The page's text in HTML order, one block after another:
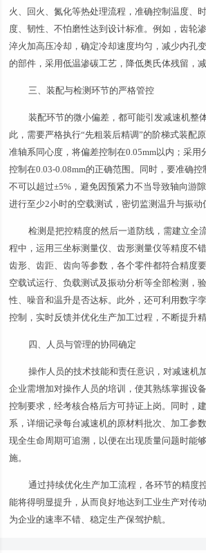
火、回火、氮化等热处理流程，准确控制温度、
度、韧性、不怕磨性达到设计标准。例如，齿轮
淬火加高压冷却，确定冷却速度均匀，减少内孔
的部件，采用低温渗碳工艺，降低奥氏体残留，减
三、装配与检测环节的严格管控
装配环节的微小偏差，都可能引发减速机整
此，需要严格执行“先粗装后精调”的阶梯式装配
准轴系同心度，将偏差控制在0.05mm以内；采用
控制在0.03-0.08mm的正确范围。同时，要准确
不可以超过±5%，避免因预紧力不当导致轴向游
进行至少2小时的空载测试，密切监测温升与振动
检测是把控精度的然后一道防线，需建立全
程中，运用三坐标测量仪、齿形测量仪等精度不
齿形、齿距、齿向等参数，各个零件都符合精度
空载试运行、负载测试及振动分析等全部检测，
性、噪音和温升是否达标。此外，还可利用数字
控制，实时反馈并优化生产加工过程，不断提升精
四、人员与管理的协同确定
操作人员的技术技能和责任意识，对减速机
企业需增加对操作人员的培训，使其熟练掌握设
控制要求，经考核合格后方可持证上岗。同时，
系，详细记录每台减速机的原材料批次、加工参
现全生命周期可追溯，以便在出现质量问题时能
施。
通过持续优化生产加工流程，各环节的精度
能将得明显提升，从而良好地达到工业生产对传
为企业的速率不错、稳定生产保驾护航。